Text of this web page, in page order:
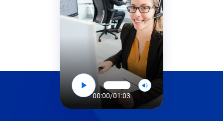
00:00/01:03